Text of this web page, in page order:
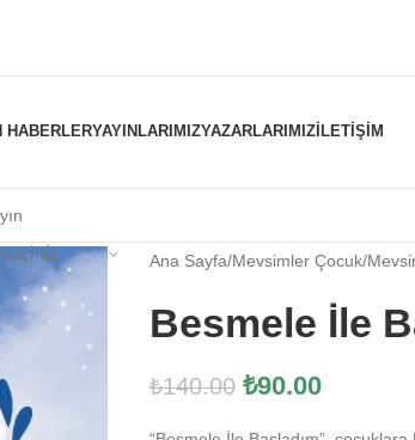
HABERLERYAYINLARIMIZYAZARLARIMIZİLETIŞIM
Ana Sayfa/Mevsimler Çocuk/
Besmele İle
₺140.00 ₺90.00